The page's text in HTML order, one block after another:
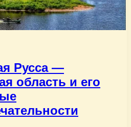
Русса —
область и его